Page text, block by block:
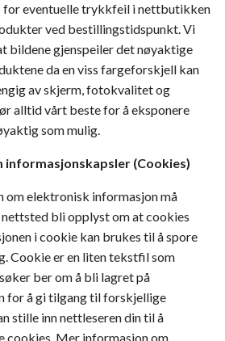
for eventuelle trykkfeil i nettbutikken
ved bestillingstidspunkt. Vi
bildene gjenspeiler det nøyaktige
da en viss fargeforskjell kan
av skjerm, fotokvalitet og
alltid vårt beste for å eksponere
som mulig.
informasjonskapsler (Cookies)
om elektronisk informasjon må
nettsted bli opplyst om at cookies
i cookie kan brukes til å spore
Cookie er en liten tekstfil som
ber om å bli lagret på
for å gi tilgang til forskjellige
stille inn nettleseren din til å
cookies. Mer informasjon om